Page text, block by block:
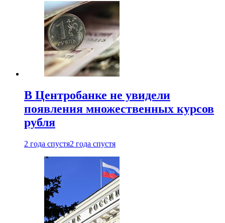
В Центробанке не увидели
появления множественных курсов
рубля
2 года спустя2 года спустя